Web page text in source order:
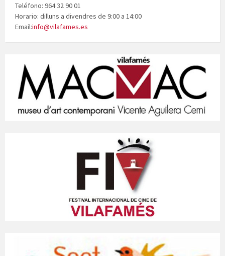
Teléfono: 964 32 90 01
Horario: dilluns a divendres de 9:00 a 14:00
Email:info@vilafames.es